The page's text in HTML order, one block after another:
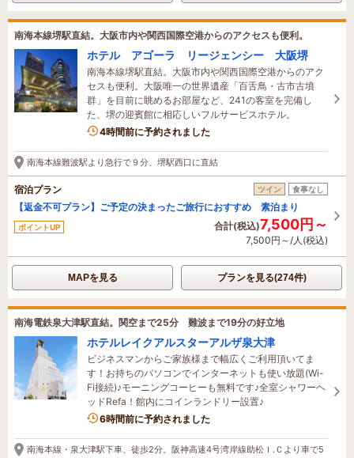
南海本線堺駅直結。大阪市内や関西国際空港からのアクセスも便利。
ホテル アゴーラ リージェンシー 大阪堺
南海本線堺駅直結。大阪市内や関西国際空港からのアク
セスも便利。大阪唯一の世界遺産「百舌鳥・古市古墳
群」を目前に眺めるお部屋など、241の客室を完備し
た、堺の迎賓館に相応しいフルサービスホテル。
4時間前に予約されました
南海本線難波駅より急行で９分、堺駅西口に直結
宿泊プラン ツイン 食事なし
【返金不可プラン】ご予定の決まったご旅行におすすめ 素泊まり
ポイントUP 合計(税込)7,500円～
7,500円～/人(税込)
MAPを見る プランを見る(274件)
南海電鉄泉大津駅直結。関空まで25分 難波まで19分の好立地
ホテルレイクアルスターアルザ泉大津
ビジネスマンからご家族様まで幅広くご利用頂いてま
す！お持ちのパソコンでインターネットも使い放題(Wi-
Fi接続)♪モーニングコーヒーも無料です♪全室シャワーヘ
ッドRefa！館内にコインランドリー設置♪
6時間前に予約されました
南海本線・泉大津駅下車、徒歩2分。阪神高速4号湾岸線助松Ｉ.Ｃより車で5